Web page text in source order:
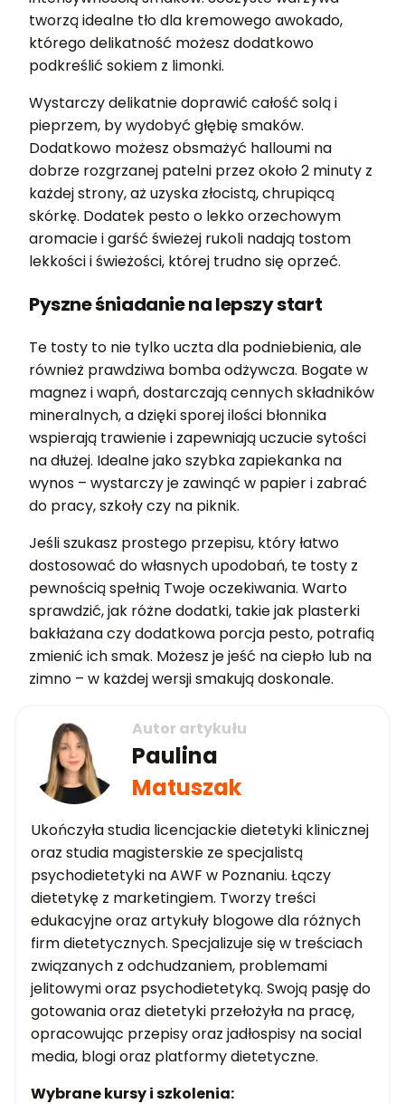
tworzą idealne tło dla kremowego awokado,
którego delikatność możesz dodatkowo
podkreślić sokiem z limonki.
Wystarczy delikatnie doprawić całość solą i
pieprzem, by wydobyć głębię smaków.
Dodatkowo możesz obsmażyć halloumi na
dobrze rozgrzanej patelni przez około 2 minuty z
każdej strony, aż uzyska złocistą, chrupiącą
skórkę. Dodatek pesto o lekko orzechowym
aromacie i garść świeżej rukoli nadają tostom
lekkości i świeżości, której trudno się oprzeć.
Pyszne śniadanie na lepszy start
Te tosty to nie tylko uczta dla podniebienia, ale
również prawdziwa bomba odżywcza. Bogate w
magnez i wapń, dostarczają cennych składników
mineralnych, a dzięki sporej ilości błonnika
wspierają trawienie i zapewniają uczucie sytości
na dłużej. Idealne jako szybka zapiekanka na
wynos – wystarczy je zawinąć w papier i zabrać
do pracy, szkoły czy na piknik.
Jeśli szukasz prostego przepisu, który łatwo
dostosować do własnych upodobań, te tosty z
pewnością spełnią Twoje oczekiwania. Warto
sprawdzić, jak różne dodatki, takie jak plasterki
bakłażana czy dodatkowa porcja pesto, potrafią
zmienić ich smak. Możesz je jeść na ciepło lub na
zimno – w każdej wersji smakują doskonale.
Autor artykułu
Paulina
Matuszak
Ukończyła studia licencjackie dietetyki klinicznej
oraz studia magisterskie ze specjalistą
psychodietetyki na AWF w Poznaniu. Łączy
dietetykę z marketingiem. Tworzy treści
edukacyjne oraz artykuły blogowe dla różnych
firm dietetycznych. Specjalizuje się w treściach
związanych z odchudzaniem, problemami
jelitowymi oraz psychodietetyką. Swoją pasję do
gotowania oraz dietetyki przełożyła na pracę,
opracowując przepisy oraz jadłospisy na social
media, blogi oraz platformy dietetyczne.
Wybrane kursy i szkolenia: